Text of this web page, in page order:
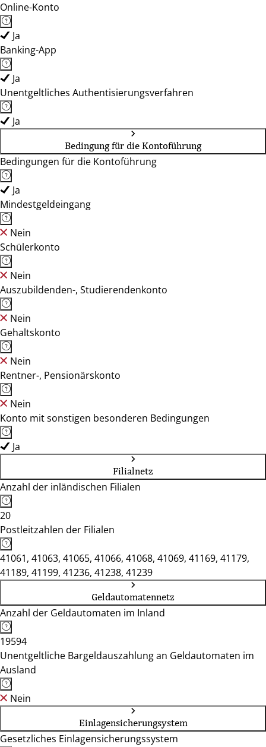
Online-Konto
Ja
Banking-App
Ja
Unentgeltliches Authentisierungsverfahren
Ja
Bedingung für die Kontoführung
Bedingungen für die Kontoführung
Ja
Mindestgeldeingang
Nein
Schülerkonto
Nein
Auszubildenden-, Studierendenkonto
Nein
Gehaltskonto
Nein
Rentner-, Pensionärskonto
Nein
Konto mit sonstigen besonderen Bedingungen
Ja
Filialnetz
Anzahl der inländischen Filialen
20
Postleitzahlen der Filialen
41061, 41063, 41065, 41066, 41068, 41069, 41169, 41179,
41189, 41199, 41236, 41238, 41239
Geldautomatennetz
Anzahl der Geldautomaten im Inland
19594
Unentgeltliche Bargeldauszahlung an Geldautomaten im
Ausland
Nein
Einlagensicherungsystem
Gesetzliches Einlagensicherungssystem